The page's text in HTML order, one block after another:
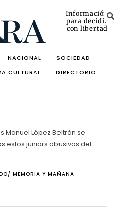
Información
para decidir
con libertad
NACIONAL
SOCIEDAD
CULTURAL DIRECTORIO
Manuel López Beltrán se
estos juniors abusivos del
MEMORIA Y MAÑANA